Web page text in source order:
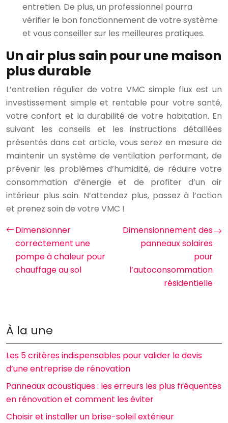
entretien. De plus, un professionnel pourra
vérifier le bon fonctionnement de votre système
et vous conseiller sur les meilleures pratiques.
Un air plus sain pour une maison
plus durable
L’entretien régulier de votre VMC simple flux est un
investissement simple et rentable pour votre santé,
votre confort et la durabilité de votre habitation. En
suivant les conseils et les instructions détaillées
présentés dans cet article, vous serez en mesure de
maintenir un système de ventilation performant, de
prévenir les problèmes d’humidité, de réduire votre
consommation d’énergie et de profiter d’un air
intérieur plus sain. N’attendez plus, passez à l’action
et prenez soin de votre VMC !
Dimensionner
correctement une
pompe à chaleur pour
chauffage au sol
Dimensionnement des
panneaux solaires
pour
l’autoconsommation
résidentielle
À la une
Les 5 critères indispensables pour valider le devis
d’une entreprise de rénovation
Panneaux acoustiques : les erreurs les plus fréquentes
en rénovation et comment les éviter
Choisir et installer un brise-soleil extérieur